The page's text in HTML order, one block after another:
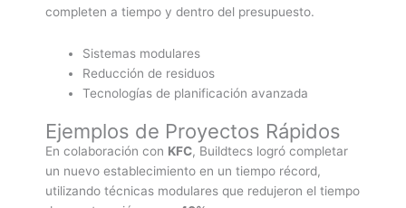
completen a tiempo y dentro del presupuesto.
Sistemas modulares
Reducción de residuos
Tecnologías de planificación avanzada
Ejemplos de Proyectos Rápidos
En colaboración con KFC, Buildtecs logró completar
un nuevo establecimiento en un tiempo récord,
utilizando técnicas modulares que redujeron el tiempo